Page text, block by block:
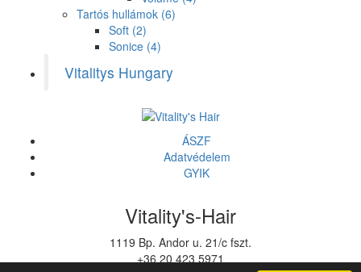
Tartós hullámok (6)
Soft (2)
Sonice (4)
Vitalitys Hungary
ÁSZF
Adatvédelem
GYIK
Vitality's-Hair
1119 Bp. Andor u. 21/c fszt.
+36 20 423 5971